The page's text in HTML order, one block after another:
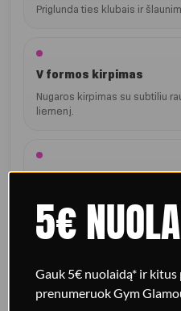
Priglunda ties klubais ir
V formos kirpimas
Nugaros kirpimas su subtiliu
liemenį.
Komfortas judesyje
priglunda prie kūno.
Be priekinės siūlės
Konstrukcija be siūlės
5€
Gauk 5€ nuolaidą* ir
prenumeruok Gym